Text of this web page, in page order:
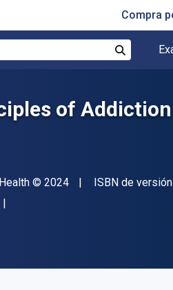
Compra
of
Copyright
© 2024 ISBN de